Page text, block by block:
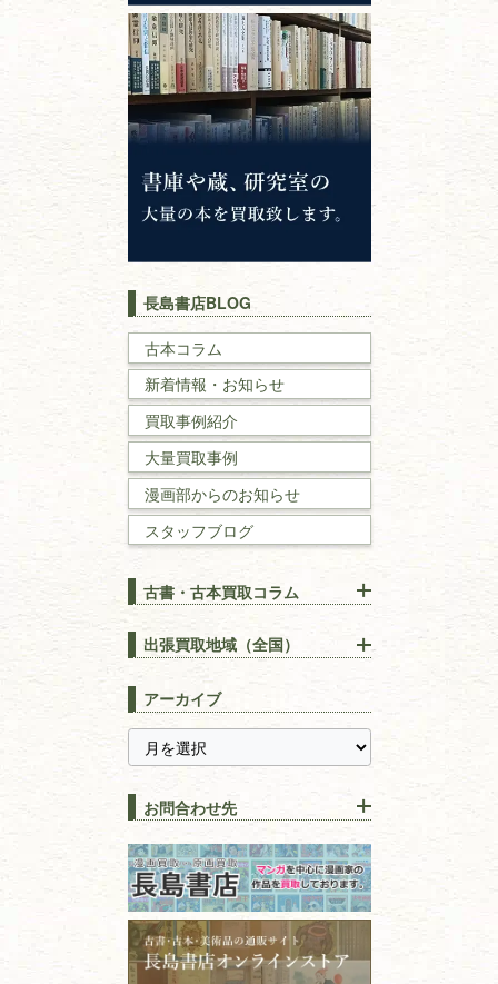
心理学・倫理学
仏教書
神道・神社仏閣
イスラム教
キリスト教
戦記・戦史
国文学・国語学
理工書
数学書・物理学書
建築書
漢方・鍼灸・東洋医学
易学・占い
スピリチュアル・
全集・
趣味・教養
書道
拓本・法帖・碑帖
篆刻・印譜
長島書店BLOG
古本コラム
新着情報・お知らせ
買取事例紹介
大量買取事例
漫画部からのお知らせ
スタッフブログ
古書・古本買取コラム
りOK！効率的に売る方法
宅配買取は古本を送るだけ！
長島書店の便利な買取サービ
ス
【持ち込み買取】店頭で簡単
に古本を売るメリットとは？
上手な売り方のコツを解説
古本の保管方法と劣化する原
因！適切な管理で長持ちさせ
るコツ
古本は汚れていると買取でき
ない？適切な保管方法とクリ
ーニング！
ISBNコードとは？書籍の識別
番号の意味と役割を解説
出張買取地域（全国）
東京都
千葉県
神奈川県
静岡県
山梨県
新潟県
長野県
愛知県
石川県
福井県
福島県
富山県
青森県
岩手県
アーカイブ
お問合わせ先
古本買取専門店 長島書店
〒101-0051
東京都千代田区神田神保町2-5-1